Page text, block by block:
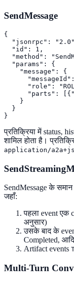
SendMessage
{
"jsonrpc":
  "id": 1,
"method":
  "params": {
    "message": {
"role":
"parts":
    }
  }
}
प्रतिक्रिया में status,
शामिल होता है।
application/
SendMessage के
जहाँ:
पहला event एक
अनुसार)
उसके बाद के
Completed,
Artifact events
Multi-Turn